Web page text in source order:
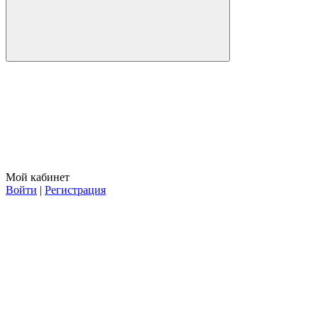
Мой кабинет
Войти | Регистрация